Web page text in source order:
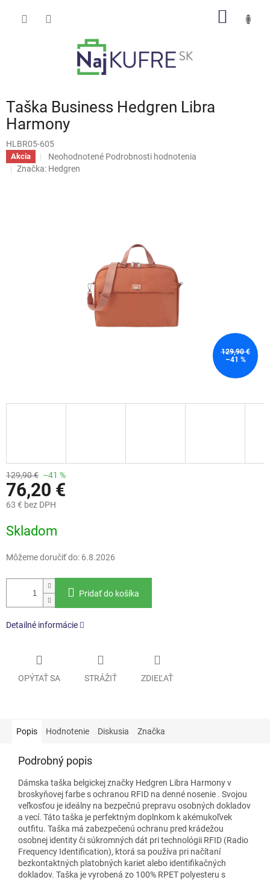
Taška Business Hedgren Libra
Harmony
HLBR05-605
Akcia
Priemerné
hodnotenie
Neohodnotené Podrobnosti hodnotenia
Značka: Hedgren
129,90 €
–41 %
129,90 € –41 %
76,20 €
63 € bez DPH
cena:
Skladom
Môžeme doručiť do: 6.8.2026
Pridať do košíka
Detailné informácie
OPÝTAŤ SA STRÁŽIŤ ZDIEĽAŤ
Popis Hodnotenie Diskusia Značka
Podrobný popis
Dámska taška belgickej značky Hedgren Libra Harmony v
broskyňovej farbe s ochranou RFID na denné nosenie . Svojou
veľkosťou je ideálny na bezpečnú prepravu osobných dokladov
a vecí. Táto taška je perfektným doplnkom k akémukoľvek
outfitu. Taška má zabezpečenú ochranu pred krádežou
osobnej identity či súkromných dát pri technológii RFID (Radio
Frequency Identification), ktorá sa používa pri načítaní
bezkontaktných platobných kariet alebo identifikačných
dokladov. Taška je vyrobená zo 100% RPET polyesteru s